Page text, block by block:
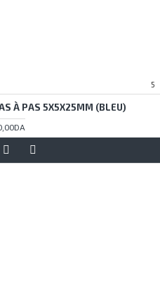
5
À PAS 5X5X25MM (BLEU)